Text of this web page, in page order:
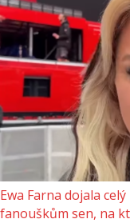
Ewa Farna dojala
fanouškům sen, na